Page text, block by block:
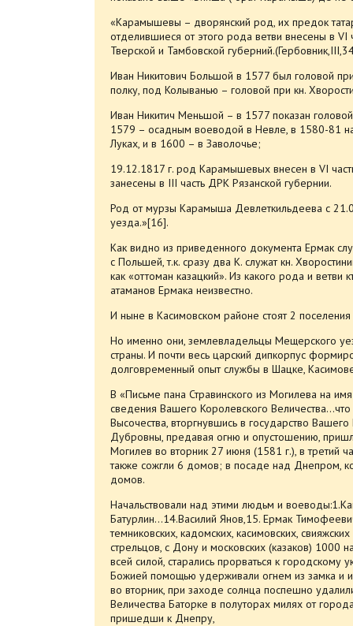
«Карамышевы – дворянский род, их предок
отделившиеся от этого рода ветви внесены в VI
Тверской и Тамбовской
Иван Никитович Большой в 1577 был головой
полку, под Колыванью – головой при кн.
Иван Никитич Меньшой – в 1577 показан
1579 – осадным воеводой в Невле, в 1580-81
Луках, и в 1600 – в Заволочье;
19.12.1817 г. род Карамышевых внесен в VI
занесены в III часть ДРК Рязанской губернии.
Род от мурзы Карамыша Девлеткильдеева с
уезда.»[16].
Как видно из приведенного документа Ермак
с Польшей, т.к. сразу два К. служат кн.
как «оттоман казацкий». Из какого рода и
атаманов Ермака неизвестно.
И ныне в Касимовском районе стоят 2
Но именно они, землевладельцы Мещерского
страны. И почти весь царский дипкорпус
долговременный опыт службы в Шацке,
В «Письме пана Стравинского из Могилева на
сведения Вашего Королевского
Высочества, вторгнувшись в государство
Дубровны, предавая огню и опустошению,
Могилев во вторник 27 июня (1581 г.), в третий
также сожгли 6 домов; в посаде над Днепром,
домов.
Начальствовали над этими людьм и
Батурлин…14.Василий Янов,15. Ермак
темниковских, кадомских, касимовских,
стрельцов, с Дону и московских (казаков) 1000
всей силой, старались прорваться к
Божией помощью удерживали огнем из замка и
во вторник, при заходе солнца поспешно
Величества Баторке в полуторах милях от
пришедши к Днепру,